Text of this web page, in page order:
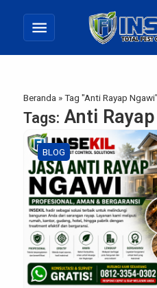
menu
Beranda »Tag "Anti Rayap Ngawi"
Tags: Anti
BLOG